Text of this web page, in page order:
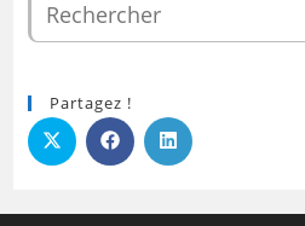
Partagez !